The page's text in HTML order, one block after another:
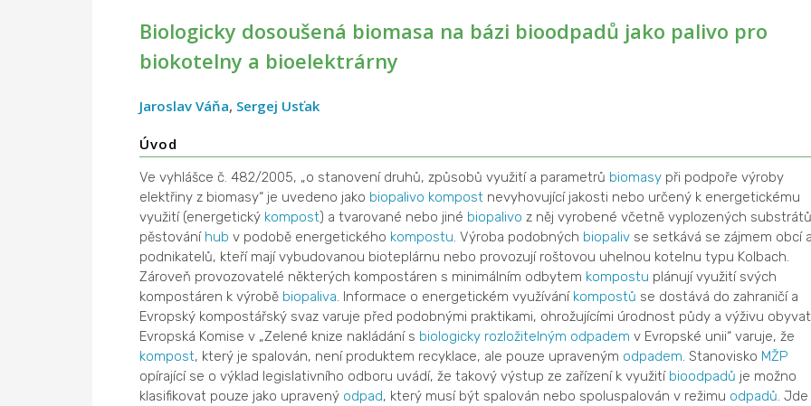
Biologicky dosoušená biomasa na bázi bioodpadů jako palivo pro
biokotelny a bioelektrárny
Jaroslav Váňa, Sergej Usťak
Úvod
Ve vyhlášce č. 482/2005, „o stanovení druhů, způsobů využití a parametrů biomasypři podpoře výroby
elektřiny z biomasy“ je uvedeno jako biopalivo kompost nevyhovující jakosti nebo určený k energetickému
využití (energetický kompost) a tvarované nebo jiné biopalivo z něj vyrobené včetně vyplozených
pěstování hub v podobě energetického kompostu . Výroba podobných biopalivse setkává se zájmem obcí a
podnikatelů, kteří mají vybudovanou bioteplárnu nebo provozují roštovou uhelnou kotelnu typu Kolbach.
Zároveň provozovatelé některých kompostáren s minimálním odbytem kompostu plánují využití svých
kompostáren k výrobě biopaliva . Informace o energetickém využívání kompostů se dostává do zahraničí a
Evropský kompostářský svaz varuje před podobnými praktikami, ohrožujícími úrodnost půdy a výživu
Evropská Komise v „Zelené knize nakládání s biologicky rozložitelným odpadem v Evropské unii“ varuje, že
kompost, který je spalován, není produktem recyklace, ale pouze upraveným odpadem . Stanovisko MŽP
opírající se o výklad legislativního odboru uvádí, že takový výstup ze zařízení k využití bioodpadů je možno
klasifikovat pouze jako upravený odpad, který musí být spalován nebo spoluspalován v režimu odpadů . Jde